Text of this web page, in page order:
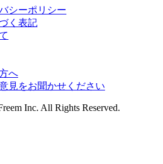
シーポリシー
く表記
へ
見をお聞かせください
Inc. All Rights Reserved.